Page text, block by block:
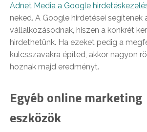
Adnet Media a Google
neked. A Google hirdetései segítenek
vállalkozásodnak, hiszen a konkrét
hirdethetünk. Ha ezeket pedig a
kulcsszavakra építed, akkor nagyon
hoznak majd eredményt.
Egyéb online marketing
eszközök